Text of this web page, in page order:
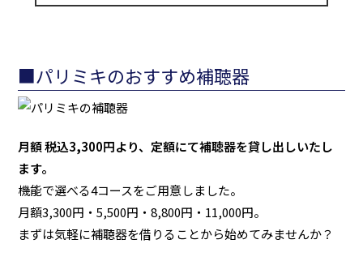
■パリミキのおすすめ補聴器
月額 税込3,300円より、定額にて補聴器を貸し出しいたし
ます。
機能で選べる4コースをご用意しました。
月額3,300円・5,500円・8,800円・11,000円。
まずは気軽に補聴器を借りることから始めてみませんか？